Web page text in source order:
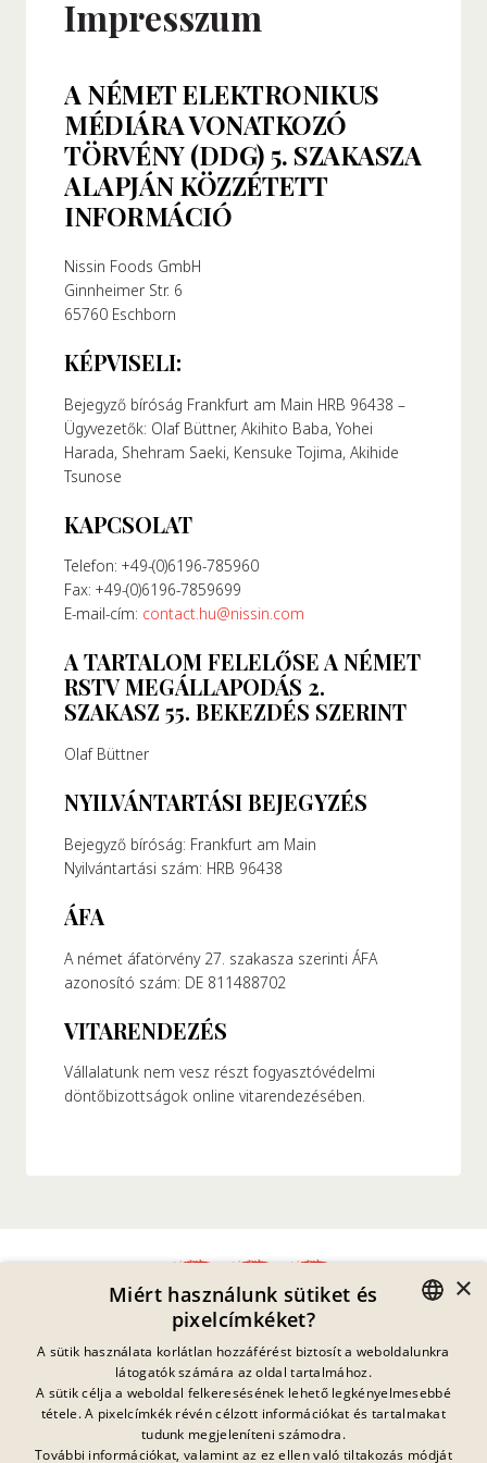
Alapítónk
Értékeink
Karrier
GYIK
Impresszum
A NÉMET ELEKTRONIKUS
MÉDIÁRA VONATKOZÓ
TÖRVÉNY (DDG) 5. SZAKASZA
ALAPJÁN KÖZZÉTETT
INFORMÁCIÓ
Nissin Foods GmbH
Ginnheimer Str. 6
65760 Eschborn
KÉPVISELI:
Bejegyző bíróság Frankfurt am Main HRB 96438 –
Ügyvezetők: Olaf Büttner, Akihito Baba, Yohei
Harada, Shehram Saeki, Kensuke Tojima, Akihide
Tsunose
KAPCSOLAT
‍Telefon: +49-(0)6196-785960
Fax: +49-(0)6196-7859699
E-mail-cím: contact.hu@nissin.com
A TARTALOM FELELŐSE A NÉMET
RSTV MEGÁLLAPODÁS 2.
SZAKASZ 55. BEKEZDÉS SZERINT
Olaf Büttner
NYILVÁNTARTÁSI BEJEGYZÉS
Bejegyző bíróság: Frankfurt am Main
Nyilvántartási szám: HRB 96438
ÁFA
A német áfatörvény 27. szakasza szerinti ÁFA
azonosító szám: DE 811488702
VITARENDEZÉS
Vállalatunk nem vesz részt fogyasztóvédelmi
döntőbizottságok online vitarendezésében.
Adatvédelmi Nyilatkozat
Impresszum
Jogi Információk
Kapcsolat
Sütik
GYIK
Jelenleg nincs
GERMAN
FRENCH
DANISH
×
Miért használunk sütiket és
pixelcímkéket?
A sütik használata korlátlan hozzáférést biztosít a weboldalunkra
látogatók számára az oldal tartalmához.
A sütik célja a weboldal felkeresésének lehető legkényelmesebbé
tétele. A pixelcímkék révén célzott információkat és tartalmakat
tudunk megjeleníteni számodra.
További információkat, valamint az ez ellen való tiltakozás módját